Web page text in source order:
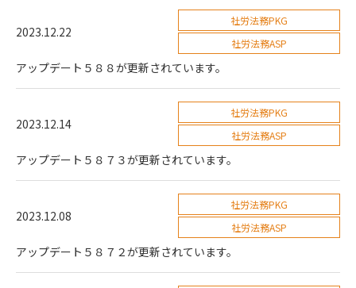
2023.12.22
社労法務PKG
社労法務ASP
アップデート５８８が更新されています。
2023.12.14
社労法務PKG
社労法務ASP
アップデート５８７３が更新されています。
2023.12.08
社労法務PKG
社労法務ASP
アップデート５８７２が更新されています。